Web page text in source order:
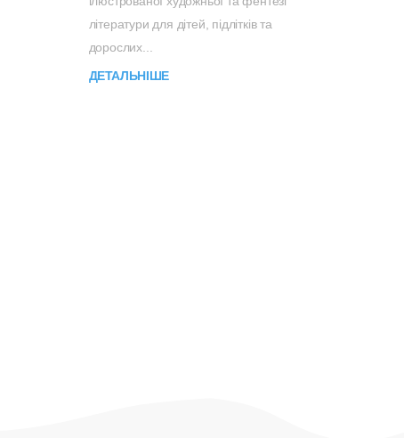
літератури для дітей, підлітків та
дорослих...
ДЕТАЛЬНІШЕ